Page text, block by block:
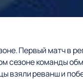
Первый матч в
сезоне команды
взяли реванш и